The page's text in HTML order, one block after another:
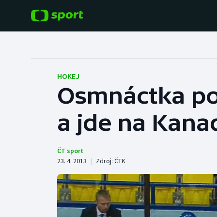
Hokej
Tenis
Cyklistika
Baseball a softbal
Basketbal
Boby a skeleton
Box
HOKEJ
Osmnáctka
a jde na
ČT sport
23. 4. 2013 | Zdroj: ČTK